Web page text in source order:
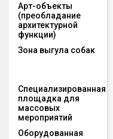
Арт-объекты
(преобладание
архитектурной
функции)
Зона выгула собак
Специализированная
площадка для
массовых
мероприятий
Оборудованная